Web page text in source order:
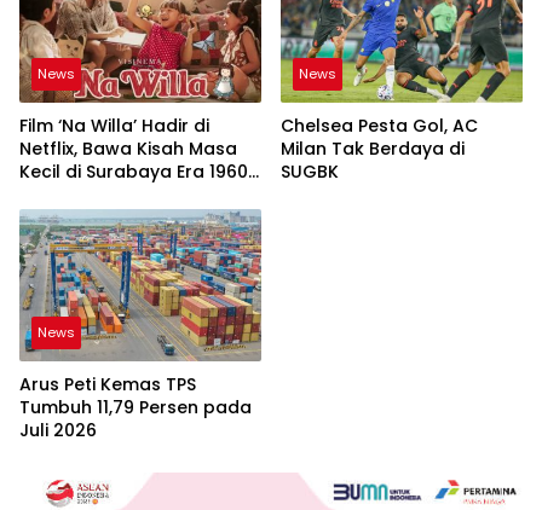
News
Film ‘Na Willa’ Hadir di
Netflix, Bawa Kisah Masa
Kecil di Surabaya Era 1960-
News
Chelsea Pesta Gol, AC
Milan Tak Berdaya di
SUGBK
News
Arus Peti Kemas TPS
Tumbuh 11,79 Persen pada
Juli 2026